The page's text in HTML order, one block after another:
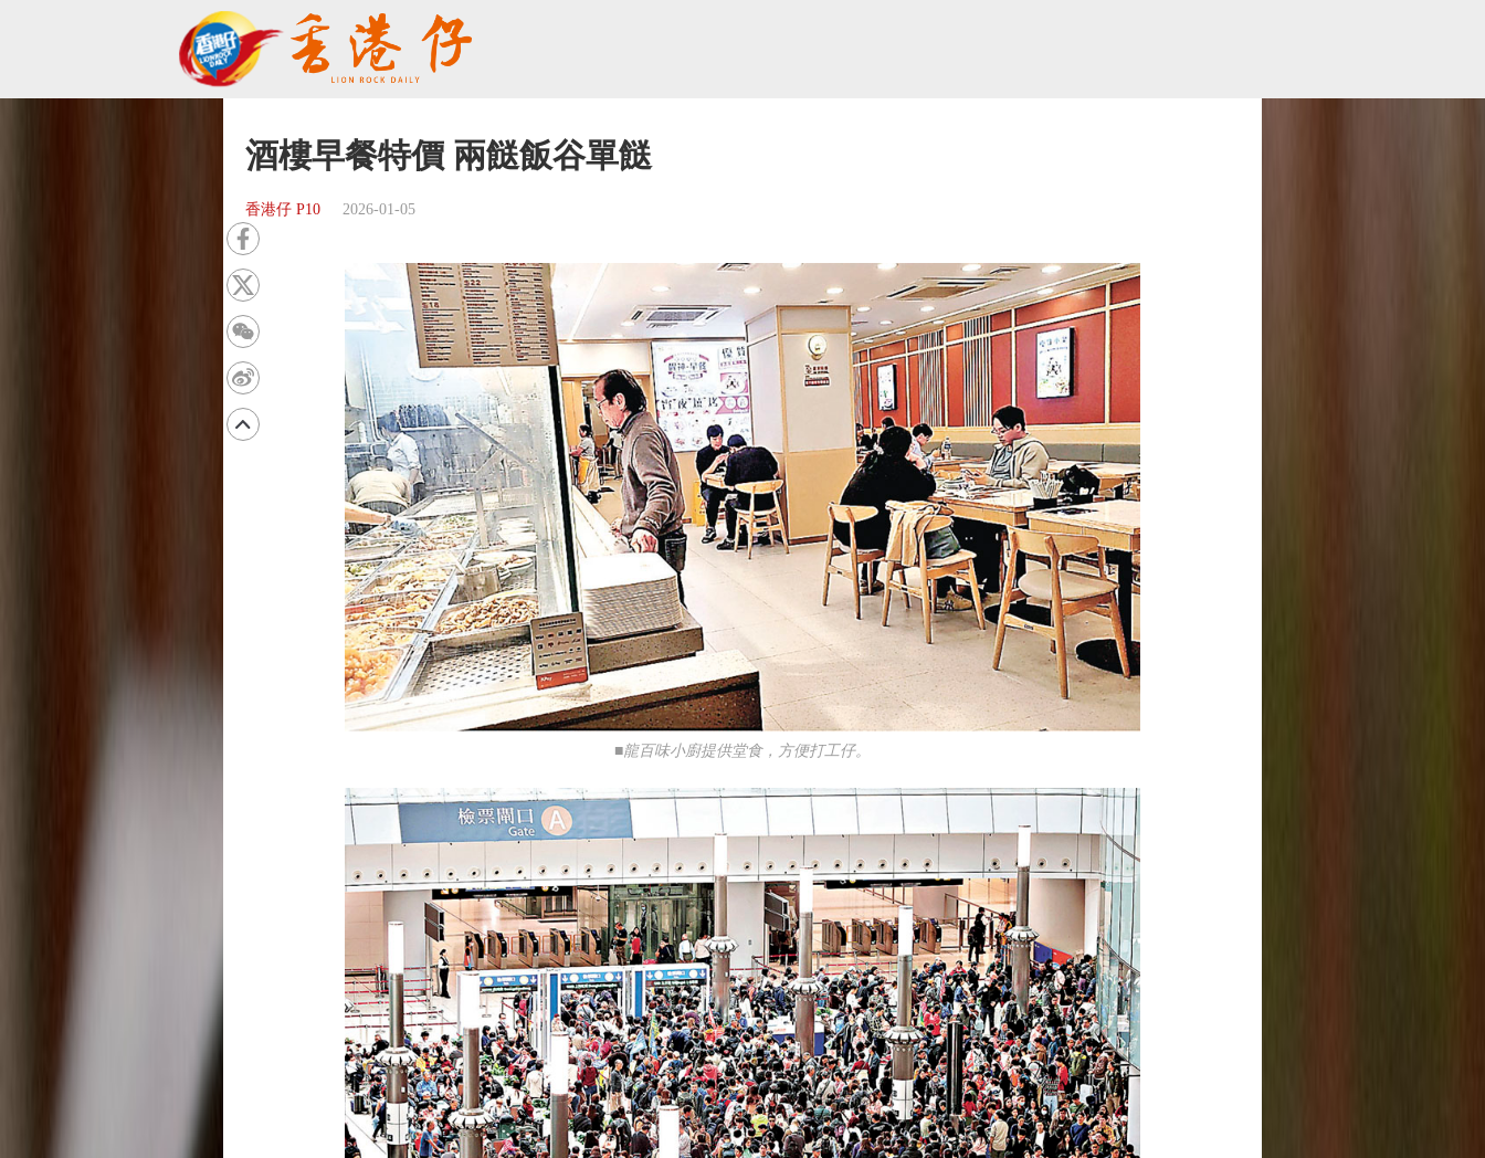
酒樓早餐特價 兩餸飯谷單餸
香港仔 P10 2026-01-05
■龍百味小廚提供堂食，方便打工仔。